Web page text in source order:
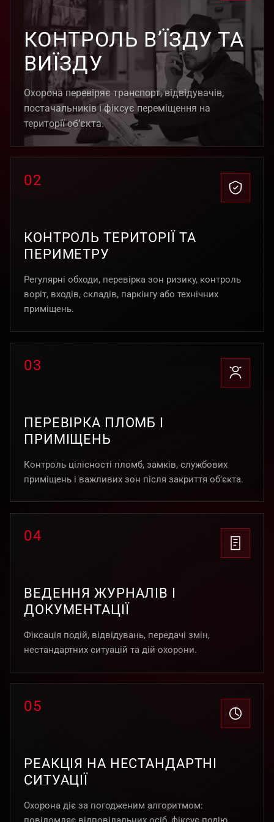
КОНТРОЛЬ В’ЇЗДУ ТА
ВИЇЗДУ
Охорона перевіряє транспорт, відвідувачів,
постачальників і фіксує переміщення на
території об’єкта.
02
КОНТРОЛЬ ТЕРИТОРІЇ ТА
ПЕРИМЕТРУ
Регулярні обходи, перевірка зон ризику, контроль
воріт, входів, складів, паркінгу або технічних
приміщень.
03
ПЕРЕВІРКА ПЛОМБ І
ПРИМІЩЕНЬ
Контроль цілісності пломб, замків, службових
приміщень і важливих зон після закриття об’єкта.
04
ВЕДЕННЯ ЖУРНАЛІВ І
ДОКУМЕНТАЦІЇ
Фіксація подій, відвідувань, передачі змін,
нестандартних ситуацій та дій охорони.
05
РЕАКЦІЯ НА НЕСТАНДАРТНІ
СИТУАЦІЇ
Охорона діє за погодженим алгоритмом: